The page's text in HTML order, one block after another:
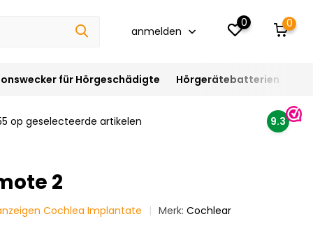
anmelden
0 0
für Hörgeschädigte Hörgerätebatterien
op geselecteerde artikelen 9.3
2
Cochlea Implantate Merk:Cochlear